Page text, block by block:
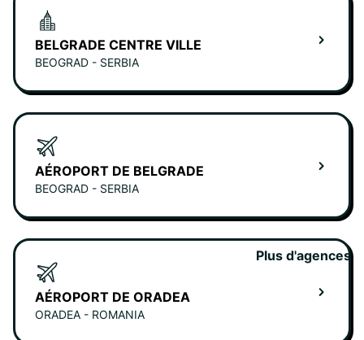
BELGRADE CENTRE VILLE
BEOGRAD - SERBIA
AÉROPORT DE BELGRADE
BEOGRAD - SERBIA
AÉROPORT DE ORADEA
ORADEA - ROMANIA
Plus d'agences